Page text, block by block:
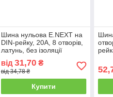
Шина нульова E.NEXT на
DIN-рейку, 20А, 8 отворів,
латунь, без ізоляції
від 31,70₴
від 34,78 ₴
Купити